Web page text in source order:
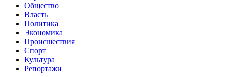
Общество
Власть
Политика
Экономика
Происшествия
Спорт
Культура
Репортажи